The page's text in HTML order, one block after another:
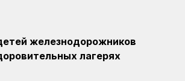
железнодорожников
лагерях